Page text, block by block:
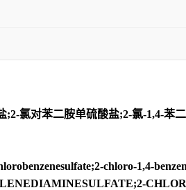
氯对苯二胺单硫酸盐;2-氯-1,4-苯
chloro-1,4-